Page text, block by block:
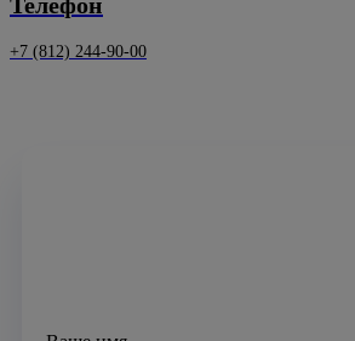
+7 (812) 244-90-00